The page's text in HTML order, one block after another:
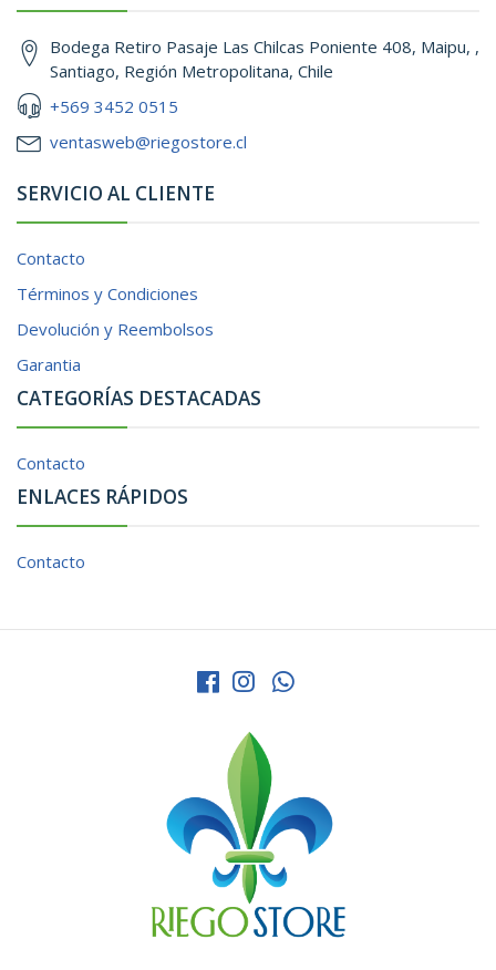
Bodega Retiro Pasaje Las Chilcas Poniente 408, Maipu, ,
Santiago, Región Metropolitana, Chile
+569 3452 0515
ventasweb@riegostore.cl
SERVICIO AL CLIENTE
Contacto
Términos y Condiciones
Devolución y Reembolsos
Garantia
CATEGORÍAS DESTACADAS
Contacto
ENLACES RÁPIDOS
Contacto